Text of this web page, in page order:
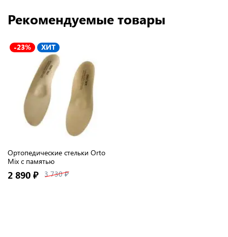
Рекомендуемые товары
-23% ХИТ
Ортопедические стельки Orto
Mix с памятью
2 890 ₽ 3 730 ₽